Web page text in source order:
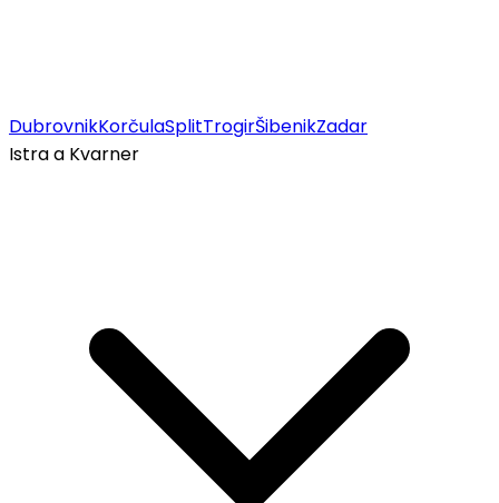
DubrovnikKorčulaSplitTrogirŠibenikZadar
Istra a Kvarner